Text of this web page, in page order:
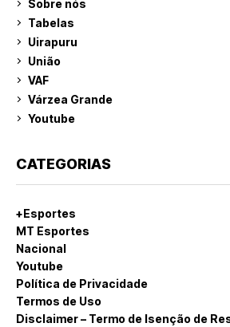
Sobre nós
Tabelas
Uirapuru
União
VAF
Várzea Grande
Youtube
CATEGORIAS
+Esportes
MT Esportes
Nacional
Youtube
Política de Privacidade
Termos de Uso
Disclaimer – Termo de Isenção de